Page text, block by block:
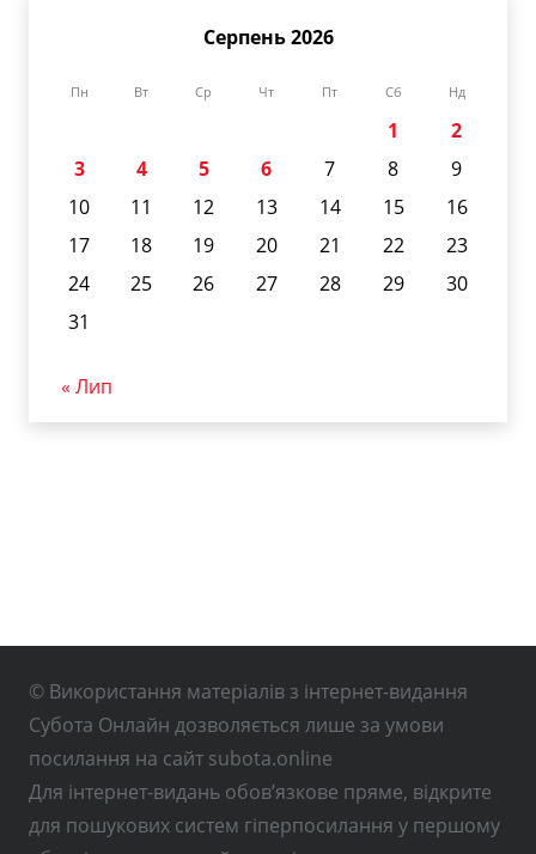
Серпень 2026
Пн Вт Ср Чт Пт Сб Нд
1
2
3
4 5 6 7 8
9
10
11 12 13 14 15
16
17
18 19 20 21 22
23
24
25 26 27 28 29
30
31
« Лип
© Використання матеріалів з інтернет-видання
Субота Онлайн дозволяється лише за умови
посилання на сайт subota.online
Для інтернет-видань обов’язкове пряме, відкрите
для пошукових систем гіперпосилання у першому